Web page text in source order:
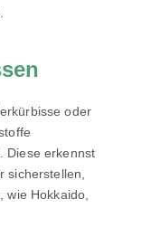
oder
Diese erkennst
sicherstellen,
wie Hokkaido,